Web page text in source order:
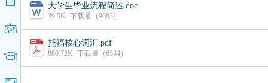
大学生毕业流程简述.doc
39.5K 下载量（9083）
托福核心词汇.pdf
880.72K 下载量（6384）